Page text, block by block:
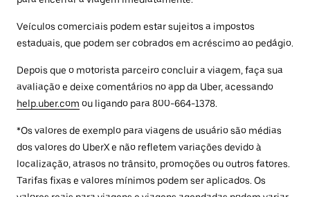
Veículos comerciais podem estar sujeitos a impostos
estaduais, que podem ser cobrados em acréscimo ao pedágio.
Depois que o motorista parceiro concluir a viagem, faça sua
avaliação e deixe comentários no app da Uber, acessando
help.uber.com ou ligando para 800-664-1378.
*Os valores de exemplo para viagens de usuário são médias
dos valores do UberX e não refletem variações devido à
localização, atrasos no trânsito, promoções ou outros fatores.
Tarifas fixas e valores mínimos podem ser aplicados. Os